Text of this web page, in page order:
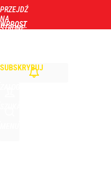
PRZEJDŹ
NA
STRONĘ
WPROST
SUBSKRYBUJ
dodaj